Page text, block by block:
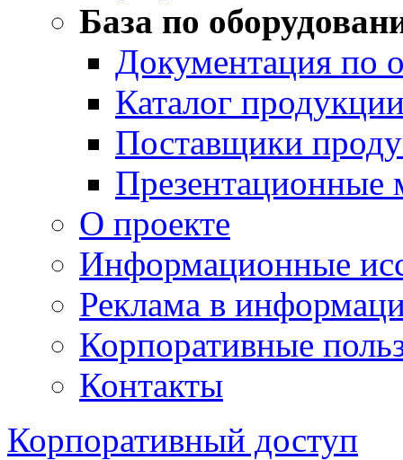
База по
Документация по
Каталог
Поставщики
Презентационные
О проекте
Информационные
Реклама в
Корпоративные
Контакты
Корпоративный доступ